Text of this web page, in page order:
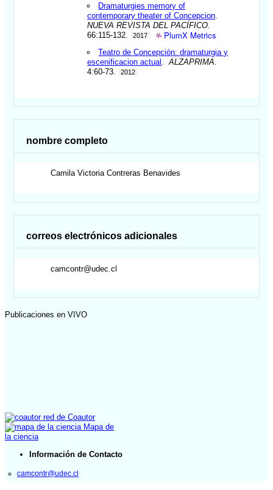
Dramaturgies memory of
contemporary theater of Concepcion
NUEVA REVISTA DEL PACÍFICO
66:115-132.
2017 PlumX Metrics
Teatro de Concepción: dramaturgia y
escenificacion actual
.ALZAPRIMA
4:60-73.
2012
nombre completo
Camila Victoria Contreras Benavides
correos electrónicos adicionales
camcontr@udec.cl
Publicaciones en VIVO
red de Coautor
Mapa de
la ciencia
Información de Contacto
camcontr@udec.cl